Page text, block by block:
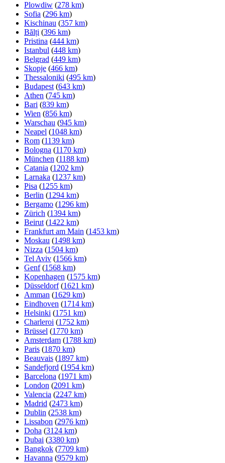
Plowdiw (278 km)
Sofia (296 km)
Kischinau (357 km)
Bălți (396 km)
Pristina (444 km)
Istanbul (448 km)
Belgrad (449 km)
Skopje (466 km)
Thessaloniki (495 km)
Budapest (643 km)
Athen (745 km)
Bari (839 km)
Wien (856 km)
Warschau (945 km)
Neapel (1048 km)
Rom (1139 km)
Bologna (1170 km)
München (1188 km)
Catania (1202 km)
Larnaka (1237 km)
Pisa (1255 km)
Berlin (1294 km)
Bergamo (1296 km)
Zürich (1394 km)
Beirut (1422 km)
Frankfurt am Main (1453 km)
Moskau (1498 km)
Nizza (1504 km)
Tel Aviv (1566 km)
Genf(1568 km)
Kopenhagen (1575 km)
Düsseldorf(1621 km)
Amman (1629 km)
Eindhoven (1714 km)
Helsinki (1751 km)
Charleroi (1752 km)
Brüssel (1770 km)
Amsterdam (1788 km)
Paris (1870 km)
Beauvais (1897 km)
Sandefjord (1954 km)
Barcelona (1971 km)
London (2091 km)
Valencia (2247 km)
Madrid (2473 km)
Dublin (2538 km)
Lissabon (2976 km)
Doha (3124 km)
Dubai (3380 km)
Bangkok (7709 km)
Havanna (9579 km)